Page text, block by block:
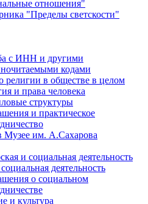
отношения"
"Пределы светскости"
с ИНН и другими
кодами
религии в обществе в целом
и права человека
структуры
и практическое
Музее им. А.Сахарова
и социальная деятельность
деятельность
о социальном
и культура